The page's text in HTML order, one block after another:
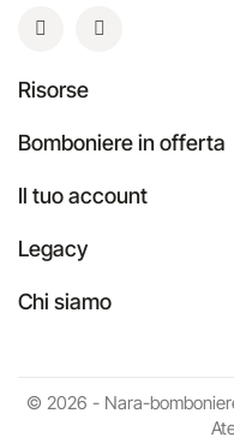
Risorse
Bomboniere in offerta
Il tuo account
Legacy
Chi siamo
© 2026 - Nara-